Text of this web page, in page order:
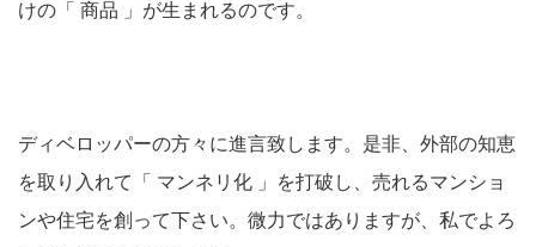
けの「 商品 」が生まれるのです。
ディベロッパーの方々に進言致します。是非、外部の知恵
を取り入れて「 マンネリ化 」を打破し、売れるマンショ
ンや住宅を創って下さい。微力ではありますが、私でよろ